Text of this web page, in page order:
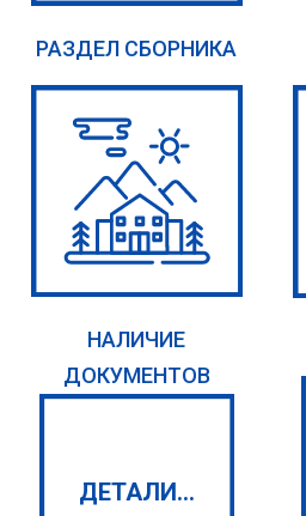
РАЗДЕЛ СБОРНИКА
НАЛИЧИЕ
ДОКУМЕНТОВ
ДЕТАЛИ...